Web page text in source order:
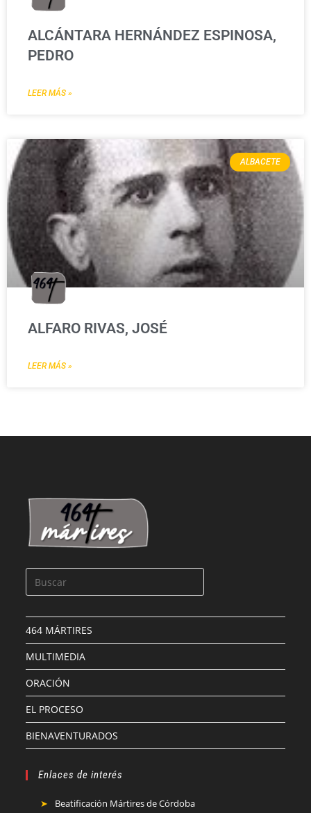
ALCÁNTARA HERNÁNDEZ ESPINOSA,
PEDRO
LEER MÁS »
ALBACETE
ALFARO RIVAS, JOSÉ
LEER MÁS »
464 MÁRTIRES
MULTIMEDIA
ORACIÓN
EL PROCESO
BIENAVENTURADOS
Enlaces de interés
Beatificación Mártires de Córdoba